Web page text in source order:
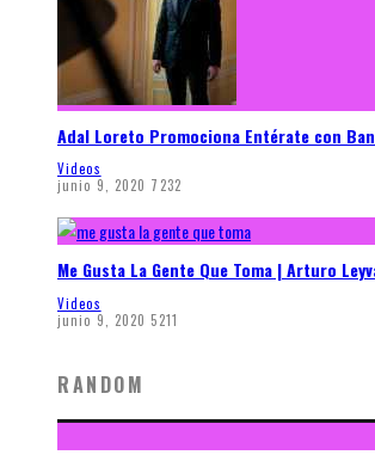
Adal Loreto Promociona Entérate con
Videos
junio 9, 2020 7232
Me Gusta La Gente Que Toma | Arturo
Videos
junio 9, 2020 5211
RANDOM